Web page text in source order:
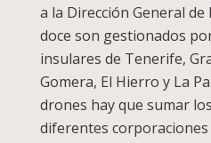
a la Dirección General
doce son gestionados
insulares de Tenerife,
Gomera, El Hierro y La
drones hay que sumar
diferentes corporaciones